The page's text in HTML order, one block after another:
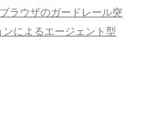
ラウザのガードレール突
によるエージェント型